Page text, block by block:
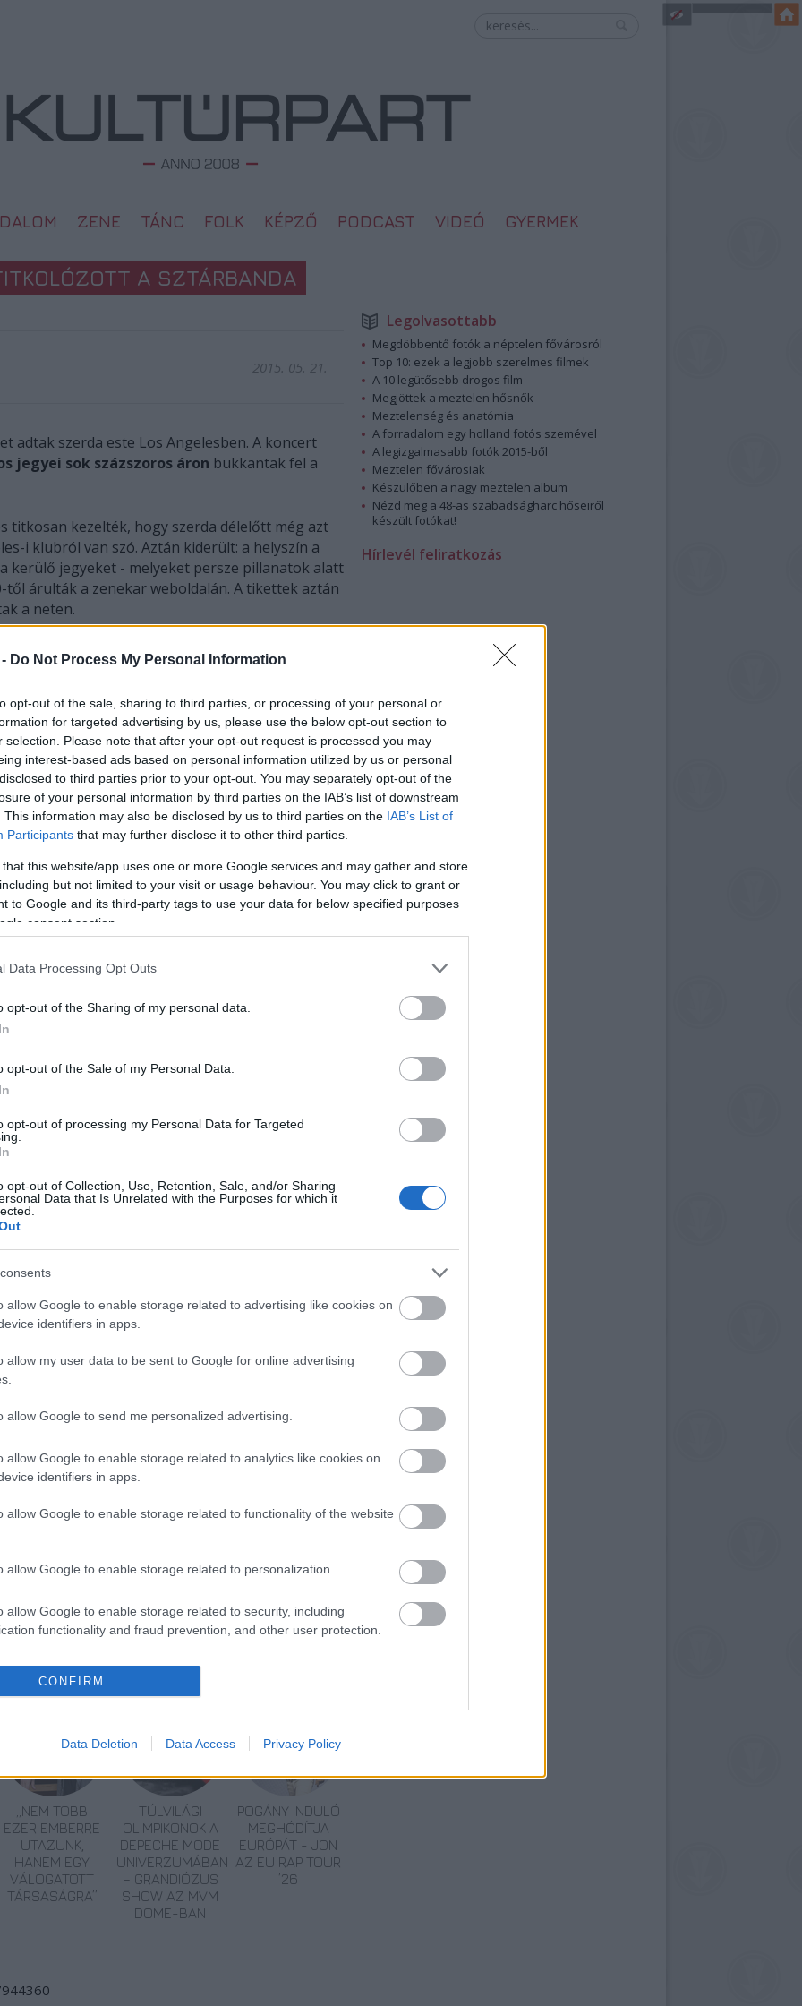
Do Not Process My Personal Information
opt-out of the sale, sharing to third parties, or processing of your personal or
for targeted advertising by us, please use the below opt-out section to
selection. Please note that after your opt-out request is processed you may
interest-based ads based on personal information utilized by us or personal
to third parties prior to your opt-out. You may separately opt-out of the
of your personal information by third parties on the IAB’s list of downstream
This information may also be disclosed by us to third parties on the IAB’s List of
Participants that may further disclose it to other third parties.
that this website/app uses one or more Google services and may gather and store
but not limited to your visit or usage behaviour. You may click to grant or
to Google and its third-party tags to use your data for below specified purposes
consent section.
Data Processing Opt Outs
opt-out of the Sharing of my personal data.
opt-out of the Sale of my Personal Data.
opt-out of processing my Personal Data for Targeted
opt-out of Collection, Use, Retention, Sale, and/or Sharing
Data that Is Unrelated with the Purposes for which it
allow Google to enable storage related to advertising like cookies on
identifiers in apps.
allow my user data to be sent to Google for online advertising
allow Google to send me personalized advertising.
allow Google to enable storage related to analytics like cookies on
identifiers in apps.
allow Google to enable storage related to functionality of the website
allow Google to enable storage related to personalization.
allow Google to enable storage related to security, including
functionality and fraud prevention, and other user protection.
CONFIRM
Data Deletion Data Access Privacy Policy
ZENE TÁNC FOLK KÉPZŐ PODCAST VIDEÓ GYERMEK
A SZTÁRBANDA
2015. 05. 21.
adtak szerda este Los Angelesben. A koncert
jegyei sok százszoros áron bukkantak fel a
titkosan kezelték, hogy szerda délelőtt még azt
i klubról van szó. Aztán kiderült: a helyszín a
kerülő jegyeket - melyeket persze pillanatok alatt
árulták a zenekar weboldalán. A tikettek aztán
a neten.
egyik csúcsának számító (sőt, sokak
1971-es
június elején újramaszterelt, kibővített delux
több lemezes super deluxe) kiadásban
számos híresség is megjelent: többek
Cohen és Patricia Arquette.
amerikai turnéra indul. Ezek lesznek az első
szaxofonosa, Bobby Keys (aki egyébként a
be) tavaly decemberben elhunyt.
„NEM TÖBB
EZER EMBERRE
UTAZUNK,
HANEM EGY
VÁLOGATOTT
TÁRSASÁGRA”
TÚLVILÁGI
OLIMPIKONOK A
DEPECHE MODE
UNIVERZUMÁBAN
– GRANDIÓZUS
SHOW AZ MVM
DOME-BAN
POGÁNY INDULÓ
MEGHÓDÍTJA
EURÓPÁT - JÖN
AZ EU RAP TOUR
’26
Legolvasottabb
Megdöbbentő fotók a néptelen fővárosról
Top 10: ezek a legjobb szerelmes filmek
A 10 legütősebb drogos film
Megjöttek a meztelen hősnők
Meztelenség és anatómia
A forradalom egy holland fotós szemével
A legizgalmasabb fotók 2015-ből
Meztelen fővárosiak
Készülőben a nagy meztelen album
Nézd meg a 48-as szabadságharc hőseiről
készült fotókat!
Hírlevél feliratkozás